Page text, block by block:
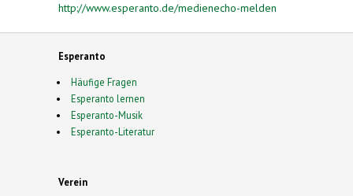
http://www.esperanto.de/medienecho-melden
Esperanto
Häufige Fragen
Esperanto lernen
Esperanto-Musik
Esperanto-Literatur
Verein